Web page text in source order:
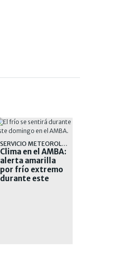
SERVICIO METEOROLÓGICO
Clima en el AMBA:
alerta amarilla
por frío extremo
durante este